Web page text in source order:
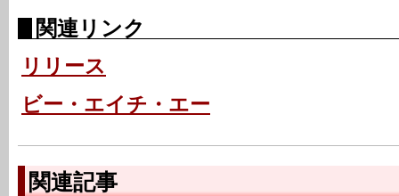
関連リンク
リリース
ビー・エイチ・エー
関連記事